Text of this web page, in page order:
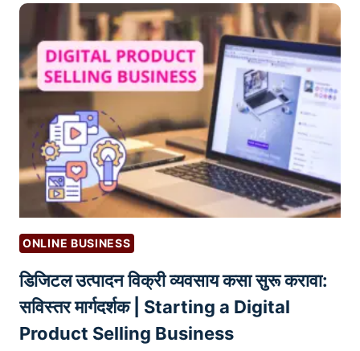
ONLINE BUSINESS
डिजिटल उत्पादन विक्री व्यवसाय कसा सुरू करावा:
सविस्तर मार्गदर्शक | Starting a Digital
Product Selling Business